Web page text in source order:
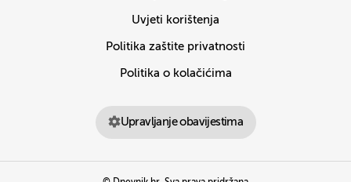
Uvjeti korištenja
Politika zaštite privatnosti
Politika o kolačićima
Upravljanje obavijestima